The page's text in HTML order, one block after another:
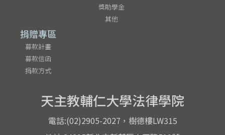
獎助學金
其他
捐贈專區
募款計畫
募款信函
捐款方式
天主教輔仁大學法律學院
電話:(02)2905-2027，樹德樓LW315